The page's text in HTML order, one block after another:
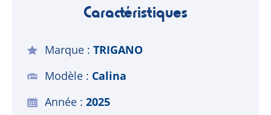
Caractéristiques
Marque
TRIGANO
Modèle
Calina
Année
2025